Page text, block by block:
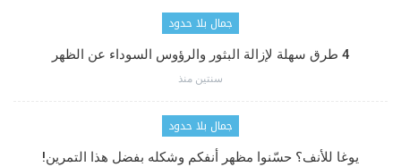
جمال بلا حدود
4 طرق سهلة لإزالة البثور والرؤوس السوداء عن الظهر
سنتين منذ
جمال بلا حدود
يوغا للأنف؟ حسّنوا مظهر أنفكم وشكله بفضل هذا التمرين!